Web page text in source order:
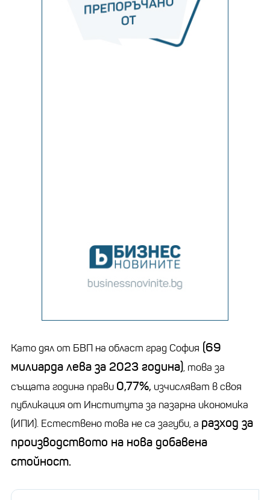
Като дял от БВП на област град София (69
милиарда лева за 2023 година), това за
същата година прави 0,77%, изчисляват в своя
публикация от Института за пазарна икономика
(ИПИ). Естествено това не са загуби, а разход за
производството на нова добавена
стойност.